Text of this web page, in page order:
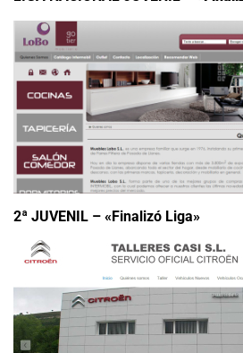
2ª JUVENIL – «Finalizó Liga»